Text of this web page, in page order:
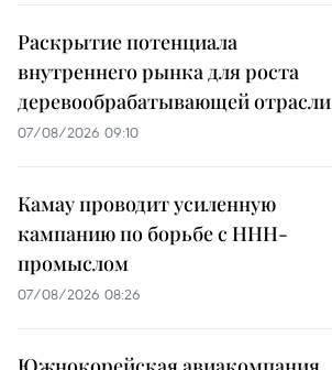
Раскрытие потенциала
внутреннего рынка для роста
деревообрабатывающей отрасли
07/08/2026 09:10
Камау проводит усиленную
кампанию по борьбе с ННН-
промыслом
07/08/2026 08:26